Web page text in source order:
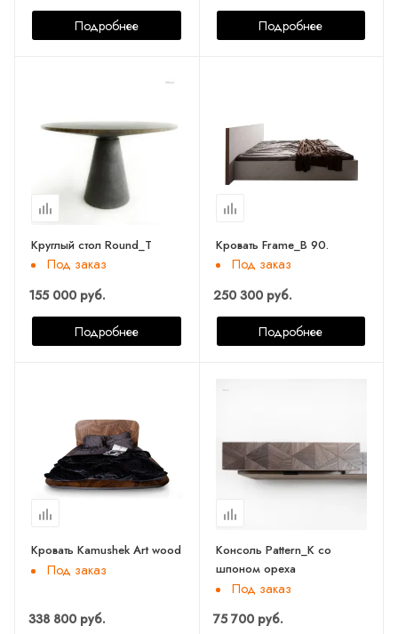
Подробнее Подробнее
Круглый стол Round_T
Под заказ
155 000 руб.
Подробнее
Кровать Frame_B 90.
Под заказ
250 300 руб.
Подробнее
Кровать Kamushek Art wood
Под заказ
338 800 руб.
Консоль Pattern_K со
шпоном ореха
Под заказ
75 700 руб.